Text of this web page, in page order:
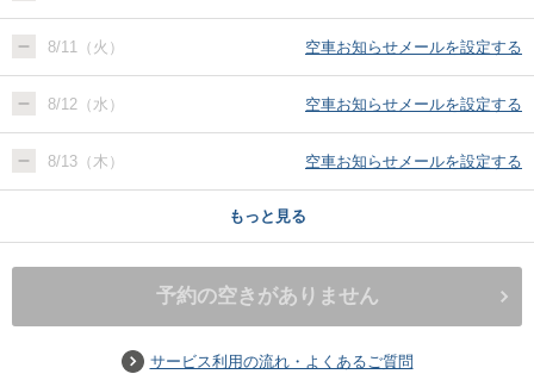
8/11（火） 空車お知らせメールを設定する
8/12（水） 空車お知らせメールを設定する
8/13（木） 空車お知らせメールを設定する
もっと見る
予約の空きがありません
サービス利用の流れ・よくあるご質問